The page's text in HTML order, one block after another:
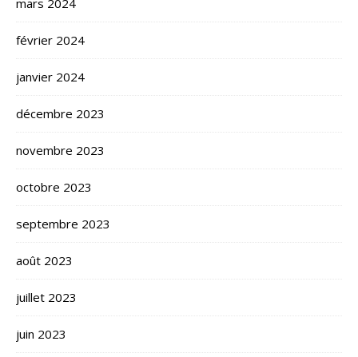
mars 2024
février 2024
janvier 2024
décembre 2023
novembre 2023
octobre 2023
septembre 2023
août 2023
juillet 2023
juin 2023